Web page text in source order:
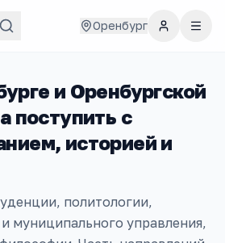
Оренбург
и Оренбургской
поступить с
историей и
политологии,
муниципального управления,